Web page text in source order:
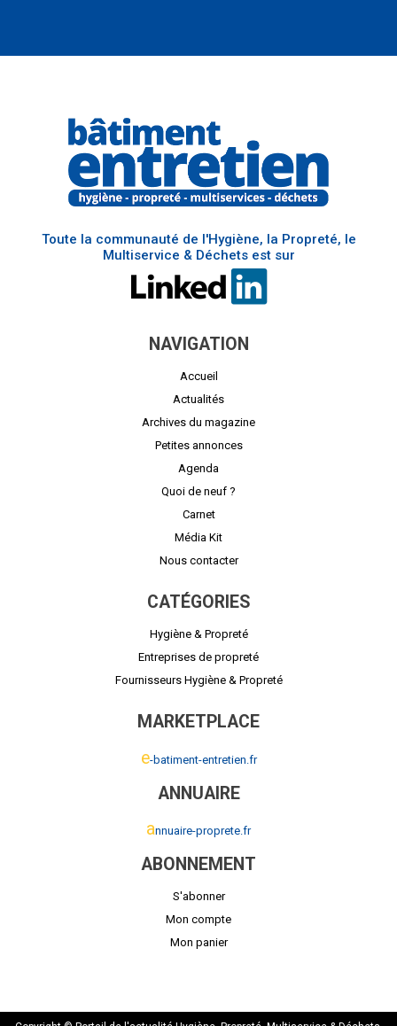
Toute la communauté de l'Hygiène, la Propreté, le
Multiservice & Déchets est sur
NAVIGATION
Accueil
Actualités
Archives du magazine
Petites annonces
Agenda
Quoi de neuf ?
Carnet
Média Kit
Nous contacter
CATÉGORIES
Hygiène & Propreté
Entreprises de propreté
Fournisseurs Hygiène & Propreté
MARKETPLACE
e-batiment-entretien.fr
ANNUAIRE
annuaire-proprete.fr
ABONNEMENT
S'abonner
Mon compte
Mon panier